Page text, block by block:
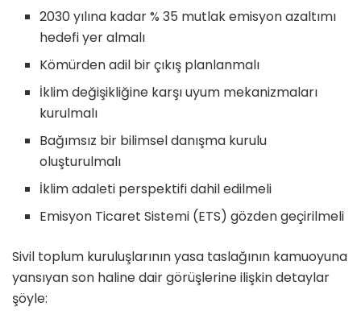
2030 yılına kadar % 35 mutlak emisyon azaltımı
hedefi yer almalı
Kömürden adil bir çıkış planlanmalı
İklim değişikliğine karşı uyum mekanizmaları
kurulmalı
Bağımsız bir bilimsel danışma kurulu
oluşturulmalı
İklim adaleti perspektifi dahil edilmeli
Emisyon Ticaret Sistemi (ETS) gözden geçirilmeli
Sivil toplum kuruluşlarının yasa taslağının kamuoyuna
yansıyan son haline dair görüşlerine ilişkin detaylar
şöyle: